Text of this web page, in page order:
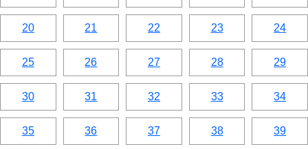
20 21 22 23 24
25 26 27 28 29
30 31 32 33 34
35 36 37 38 39